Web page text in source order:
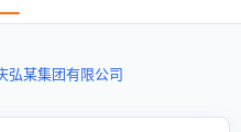
弘某集团有限公司